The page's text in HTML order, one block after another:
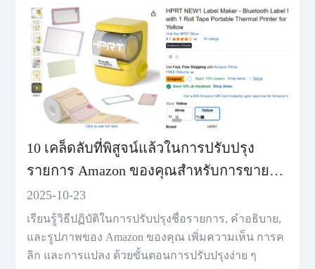
10 เคล็ดลับที่พิสูจน์แล้วในการปรับปรุง
รายการ Amazon ของคุณสําหรับการขายที่
สูงขึ้น
2025-10-23
เรียนรู้วิธีปฏิบัติในการปรับปรุงชื่อรายการ, คําอธิบาย,
และรูปภาพของ Amazon ของคุณ เพิ่มความเห็น การค
ลิก และการแปลง ด้วยขั้นตอนการปรับปรุงง่าย ๆ